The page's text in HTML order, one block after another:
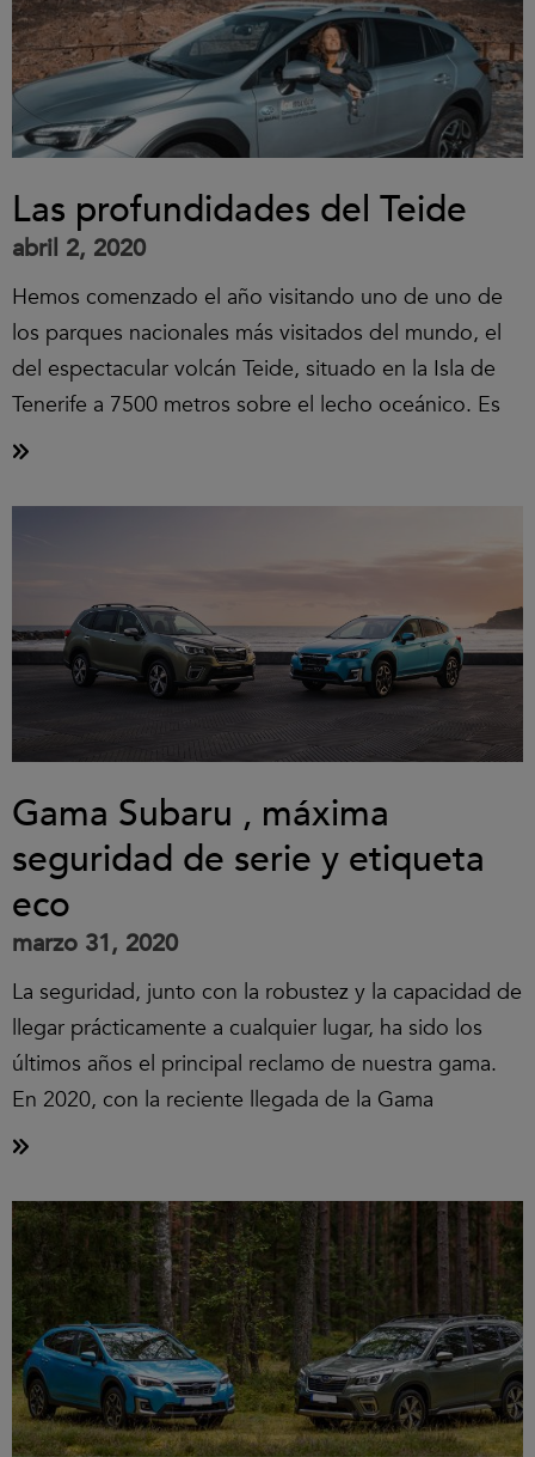
Las profundidades del Teide
abril 2, 2020
Hemos comenzado el año visitando uno de uno de
los parques nacionales más visitados del mundo, el
del espectacular volcán Teide, situado en la Isla de
Tenerife a 7500 metros sobre el lecho oceánico. Es
Gama Subaru , máxima
seguridad de serie y etiqueta
eco
marzo 31, 2020
La seguridad, junto con la robustez y la capacidad de
llegar prácticamente a cualquier lugar, ha sido los
últimos años el principal reclamo de nuestra gama.
En 2020, con la reciente llegada de la Gama